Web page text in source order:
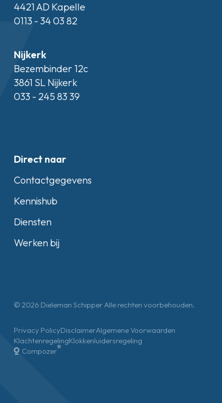
4421 AD Kapelle
0113 - 34 03 82
Nijkerk
Bezembinder 12c
3861 SL Nijkerk
033 - 245 83 39
Direct naar
Contactgegevens
Kennishub
Diensten
Werken bij
© 2026 Dieleman Schipper Alle rechten voorbehouden.
Privacy PolicyDisclaimerAlgemene Voorwaarden
KlachtenregelingKlokkenluidersregeling
Compozer®